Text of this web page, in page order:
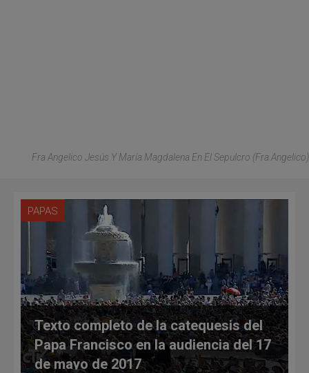
Fra Angelico Jesús Y María Magdalena En El Sepulcro (Fra Angelico)
PAPAS
Texto completo de la catequesis del
Papa Francisco en la audiencia del 17
de mayo de 2017